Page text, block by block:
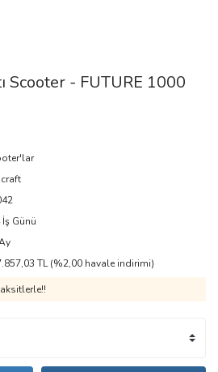
Scooter - FUTURE 1000
Günü
TL (%2,00 havale indirimi)